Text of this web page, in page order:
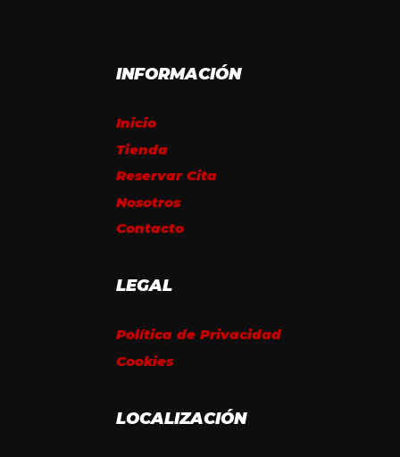
INFORMACIÓN
Inicio
Tienda
Reservar Cita
Nosotros
Contacto
LEGAL
Política de Privacidad
Cookies
LOCALIZACIÓN